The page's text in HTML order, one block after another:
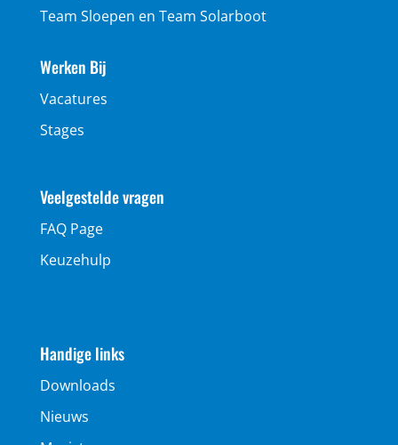
Team Sloepen en Team Solarboot
Werken Bij
Vacatures
Stages
Veelgestelde vragen
FAQ Page
Keuzehulp
Handige links
Downloads
Nieuws